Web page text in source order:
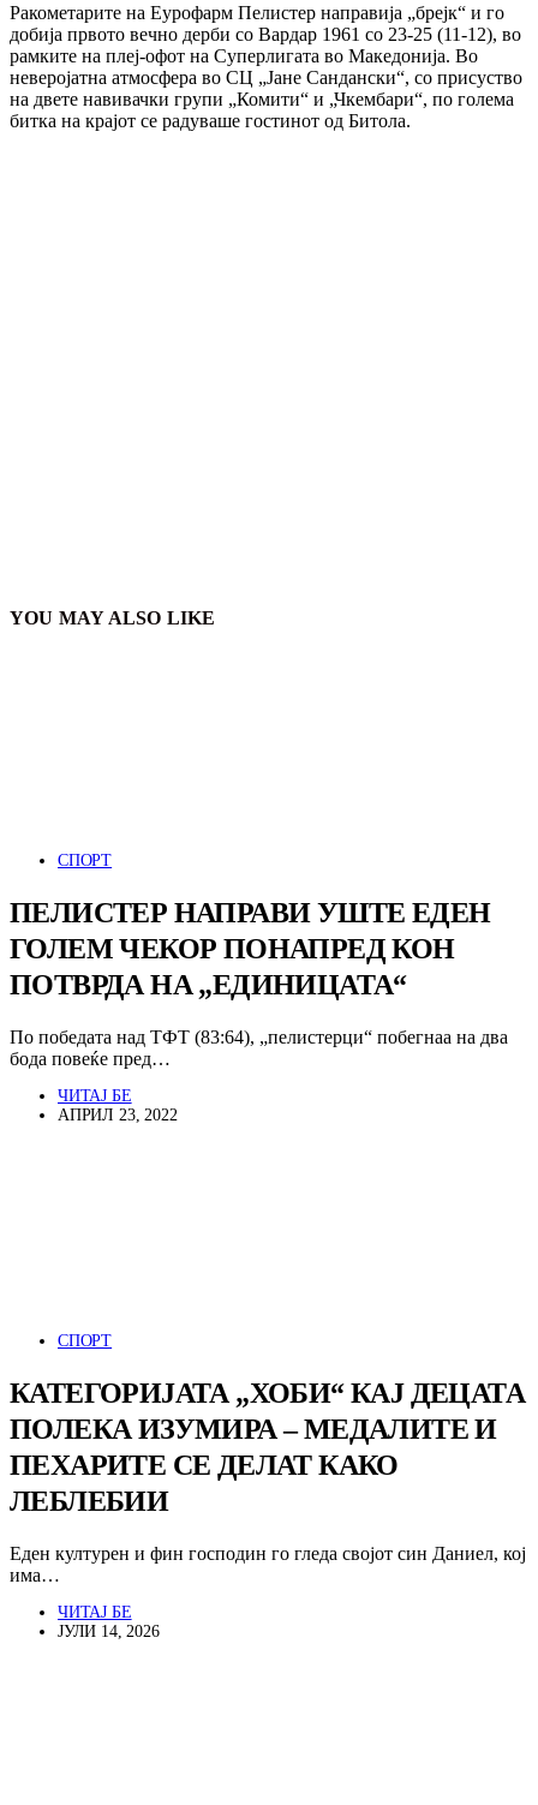
Ракометарите на Еурофарм Пелистер направија „брејк“ и го
добија првото вечно дерби со Вардар 1961 со 23-25 (11-12), во
рамките на плеј-офот на Суперлигата во Македонија. Во
неверојатна атмосфера во СЦ „Јане Сандански“, со присуство
на двете навивачки групи „Комити“ и „Чкембари“, по голема
битка на крајот се радуваше гостинот од Битола.
YOU MAY ALSO LIKE
СПОРТ
ПЕЛИСТЕР НАПРАВИ УШТЕ ЕДЕН
ГОЛЕМ ЧЕКОР ПОНАПРЕД КОН
ПОТВРДА НА „ЕДИНИЦАТА“
По победата над ТФТ (83:64), „пелистерци“ побегнаа на два
бода повеќе пред…
ЧИТАЈ БЕ
АПРИЛ 23, 2022
СПОРТ
КАТЕГОРИЈАТА „ХОБИ“ КАЈ ДЕЦАТА
ПОЛЕКА ИЗУМИРА – МЕДАЛИТЕ И
ПЕХАРИТЕ СЕ ДЕЛАТ КАКО
ЛЕБЛЕБИИ
Еден културен и фин господин го гледа својот син Даниел, кој
има…
ЧИТАЈ БЕ
ЈУЛИ 14, 2026